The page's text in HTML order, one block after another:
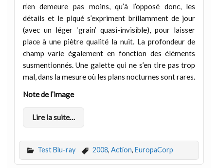
n’en demeure pas moins, qu’à l’opposé donc, les
détails et le piqué s’expriment brillamment de jour
(avec un léger ‘grain’ quasi-invisible), pour laisser
place à une piètre qualité la nuit. La profondeur de
champ varie également en fonction des éléments
susmentionnés. Une galette qui ne s’en tire pas trop
mal, dans la mesure où les plans nocturnes sont rares.
Note de l’image
Lire la suite…
Test Blu-ray 2008, Action, EuropaCorp